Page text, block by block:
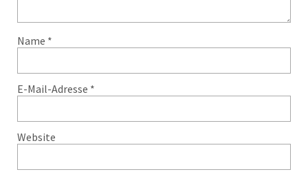
Name *
E-Mail-Adresse *
Website